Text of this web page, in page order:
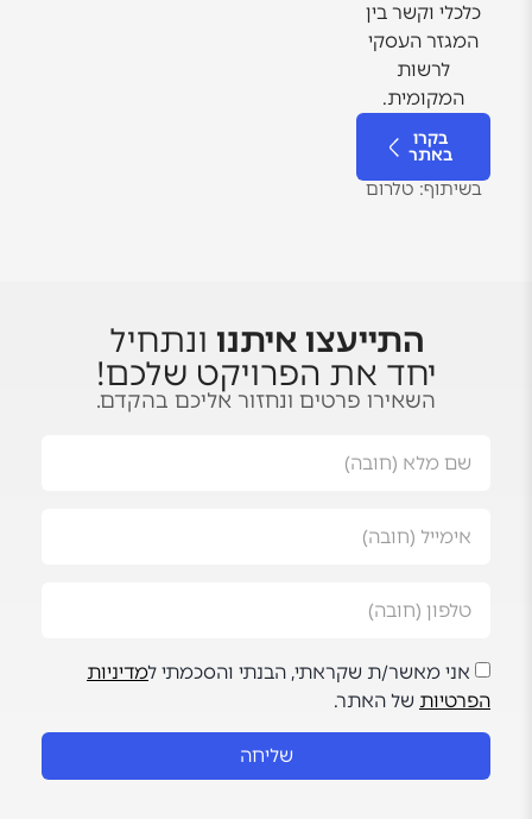
כלכלי וקשר בין
המגזר העסקי
לרשות
המקומית.
בקרו
באתר
בשיתוף: טלרום
התייעצו איתנו ונתחיל
יחד את הפרויקט שלכם!
השאירו פרטים ונחזור אליכם בהקדם.
אני מאשר/ת שקראתי, הבנתי והסכמתי למדיניות
הפרטיות של האתר.
שליחה